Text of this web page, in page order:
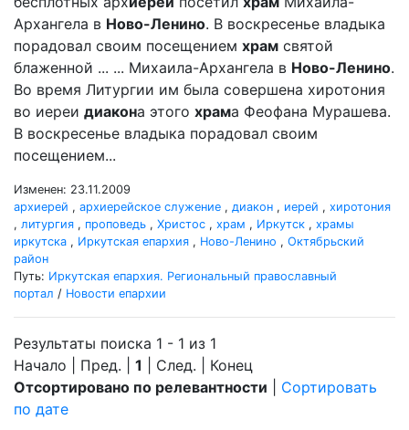
Архангела в Ново-Ленино. В воскресенье владыка
порадовал своим посещением храм святой
блаженной ... ... Михаила-Архангела в Ново-Ленино.
Во время Литургии им была совершена хиротония
во иереи диакона этого храма Феофана Мурашева.
В воскресенье владыка порадовал своим
посещением...
Изменен: 23.11.2009
архиерей , архиерейское служение , диакон , иерей , хиротония
, литургия , проповедь , Христос , храм , Иркутск , храмы
иркутска , Иркутская епархия , Ново-Ленино , Октябрьский
район
Путь: Иркутская епархия. Региональный православный
портал / Новости епархии
Результаты поиска 1 - 1 из 1
Начало | Пред. | 1 | След. | Конец
Отсортировано по релевантности
Сортировать
по дате